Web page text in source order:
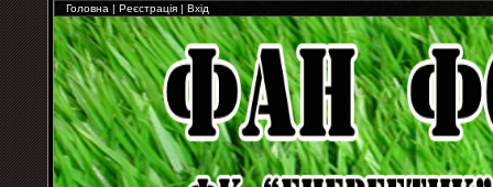
Головна | Реєстрація | Вхід